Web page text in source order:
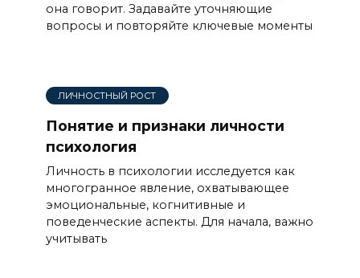
она говорит. Задавайте уточняющие
вопросы и повторяйте ключевые моменты
ЛИЧНОСТНЫЙ РОСТ
Понятие и признаки личности
психология
Личность в психологии исследуется как
многогранное явление, охватывающее
эмоциональные, когнитивные и
поведенческие аспекты. Для начала, важно
учитывать